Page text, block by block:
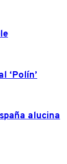
‘Polín’
alucina